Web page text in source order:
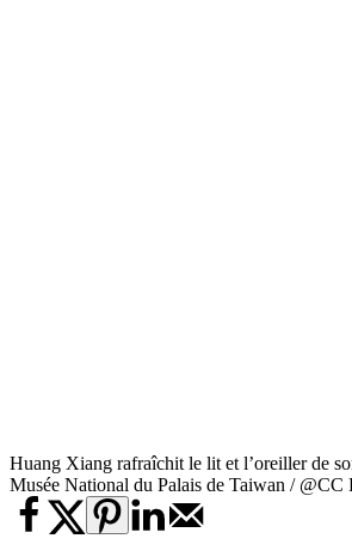
Huang Xiang rafraîchit le lit et l’oreiller de
Musée National du Palais de Taiwan / @CC